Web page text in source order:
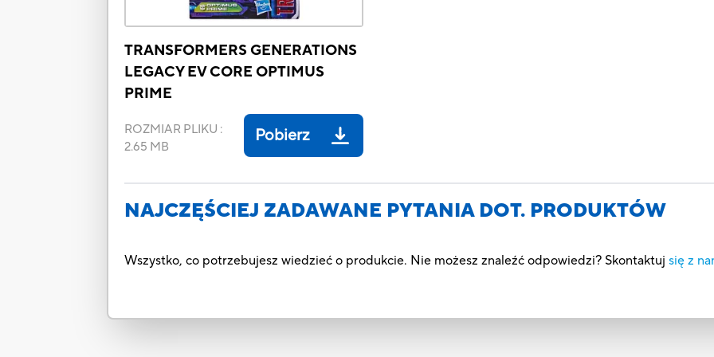
TRANSFORMERS GENERATIONS
LEGACY EV CORE OPTIMUS
PRIME
ROZMIAR PLIKU :
2.65 MB
Pobierz
NAJCZĘŚCIEJ ZADAWANE PYTANIA DOT. PRODUKTÓW
Wszystko, co potrzebujesz wiedzieć o produkcie. Nie możesz znaleźć odpowiedzi? Skontaktujsię z